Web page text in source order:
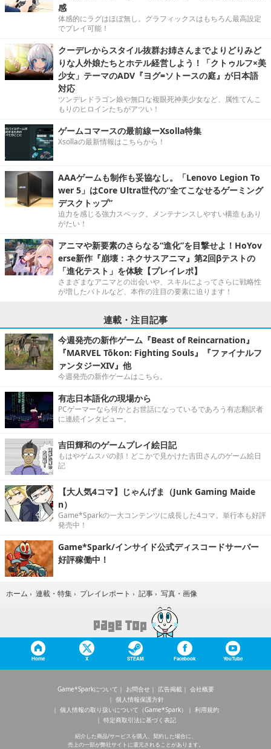
感
体感的にラグはほぼ無し。グラフィックスはもちろん最高設定
でプレイ可能！
クーデレからスタイル抜群お姉さんまでよりどりみど
りな人外娘たちとホテル経営しよう！「クトゥルフ×美
少女」テーマのADV『ヨグ=ソトースの庭』が日本語
対応
ツンデレドラゴン娘や無口な複眼死神美少女など、属性てんこ
もりのヒロインたちがアツい！
ゲームコマースの最前線ーXsolla特集
Xsollaの最新情報はこちらから！
AAAゲームも制作も妥協なし。「Lenovo Legion To
wer 5」はCore Ultra世代の“全てこなせるゲーミング
デスクトップ”
迫力を感じる強力スペック。メンテナンスしやすい構造もあり
がたい！
アニマや新要素のさらなる“進化”を目撃せよ！HoYov
erse新作『崩壊：ネクサスアニマ』第2回βテストの
「進化テスト」を体験【プレイレポ】
さまざまなアニマとの出会いや、スキルによってさらに戦略性
が増したバトルなど、本作の注目の要素に迫ります！
連載・注目記事
今週発売の新作ゲーム『Beast of Reincarnation』
『MARVEL Tōkon: Fighting Souls』『ファイナルフ
ァンタジーXIV』他
今週発売の新作ゲームはこちら。
有志日本語化の現場から
PCゲーマーなら何かとお世話になっているであろう有志翻訳者
に連続インタビュー。
吉田輝和のゲームプレイ絵日記
もはやゲムスパの顔！どこかで見かけた吉田さんのゲーム絵日
記
【大人気4コマ】じゃんげま（Junk Gaming Maide
n）
Game*Sparkの一大コンテンツに成長した4コマ。単行本も好評
発売中！
Game*Spark/インサイド公式ディスコードサーバー
好評稼働中！
ホーム › 連載・特集 › プレイレポート › 記事 › 写真・画像
Home X STEAM Facebook YouTube
Game*Sparkについて お問合せ 広告掲載
会社概要
個人情報保護方針
個人情報の取り扱いについて（Game*Spark）
利用規約
特定商取引法に基づく表記
紹介した商品/サービスを購入、契約した場合に、
売上の一部が弊社サイトに還元されることがあります。